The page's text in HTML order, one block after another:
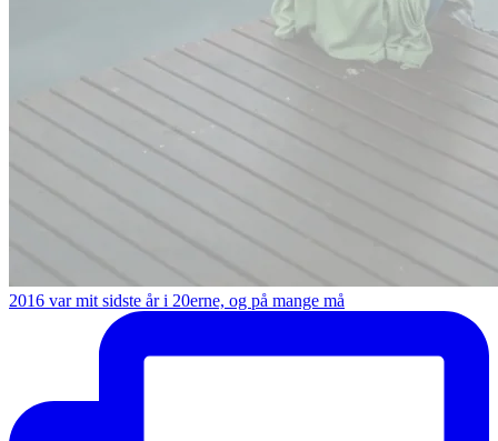
2016 var mit sidste år i 20erne, og på mange må